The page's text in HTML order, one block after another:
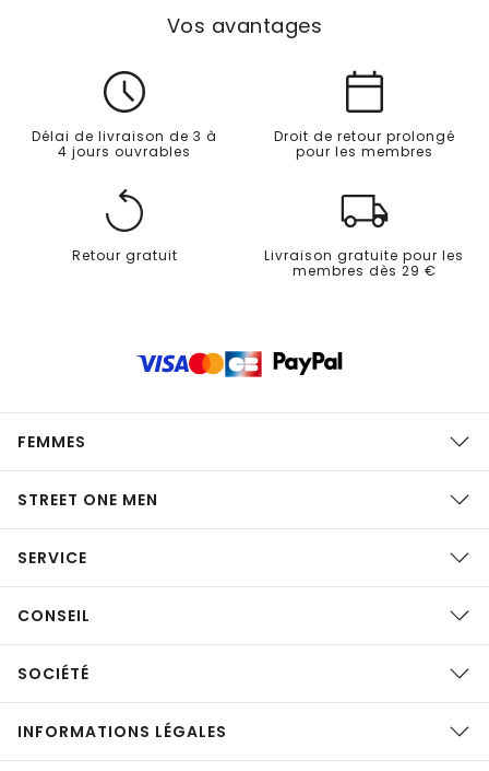
Vos avantages
Délai de livraison de 3 à
4 jours ouvrables
Droit de retour prolongé
pour les membres
Retour gratuit
Livraison gratuite pour les
membres dès 29 €
FEMMES
STREET ONE MEN
SERVICE
CONSEIL
SOCIÉTÉ
INFORMATIONS LÉGALES